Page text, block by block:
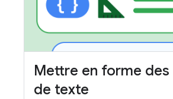
Mettre en forme
de texte